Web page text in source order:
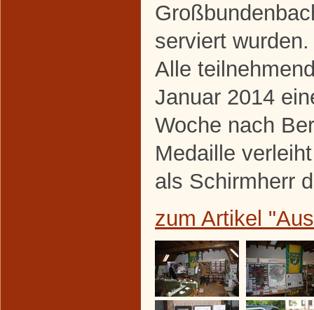
serviert wurden.
Alle
Januar 2014
Woche nach
Medaille
als Schirmherr
zum Artikel